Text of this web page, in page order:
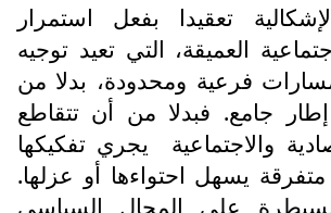
تعقيدا بفعل استمرار
العميقة، التي تعيد توجيه
فرعية ومحدودة، بدلا من
جامع. فبدلا من أن تتقاطع
والاجتماعية
يجري تفكيكها
يسهل احتواءها أو عزلها.
على المجال السياسي